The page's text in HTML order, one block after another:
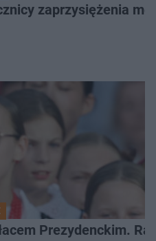
zaprzysiężenia
Prezydenckim.